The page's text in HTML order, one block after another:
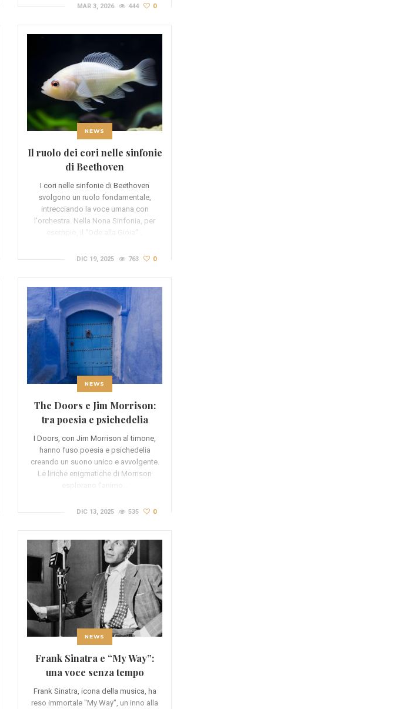
MAR 3, 2026 444 0
NEWS
Il ruolo dei cori nelle sinfonie
di Beethoven
I cori nelle sinfonie di Beethoven
svolgono un ruolo fondamentale,
intrecciando la voce umana con
l'orchestra. Nella Nona Sinfonia, per
esempio, il "Ode alla Gioia"…
DIC 19, 2025 763 0
NEWS
The Doors e Jim Morrison:
tra poesia e psichedelia
I Doors, con Jim Morrison al timone,
hanno fuso poesia e psichedelia
creando un suono unico e avvolgente.
Le liriche enigmatiche di Morrison
esplorano l'animo…
DIC 13, 2025 535 0
NEWS
Frank Sinatra e “My Way”:
una voce senza tempo
Frank Sinatra, icona della musica, ha
reso immortale "My Way", un inno alla